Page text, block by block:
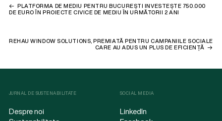
PLATFORMA DE MEDIU PENTRU BUCUREȘTI INVESTEȘTE 750.000
DE EURO ÎN PROIECTE CIVICE DE MEDIU ÎN URMĂTORII 2 ANI
REHAU WINDOW SOLUTIONS, PREMIATĂ PENTRU CAMPANIILE SOCIALE
CARE AU ADUS UN PLUS DE EFICIENȚĂ
JURNAL DE SUSTENABILITATE
Despre noi
SOCIAL MEDIA
LinkedIn